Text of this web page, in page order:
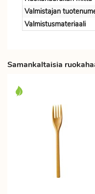
Valmistajan
Valmistusmateriaali
Samankaltaisia